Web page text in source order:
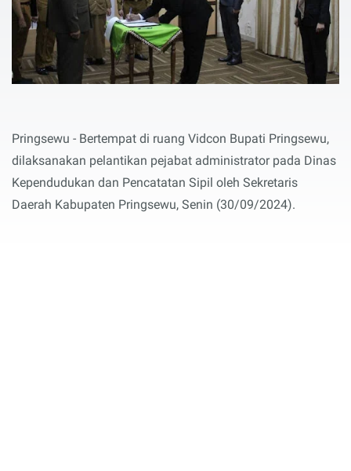
Pringsewu - Bertempat di ruang Vidcon Bupati Pringsewu,
dilaksanakan pelantikan pejabat administrator pada Dinas
Kependudukan dan Pencatatan Sipil oleh Sekretaris
Daerah Kabupaten Pringsewu, Senin (30/09/2024).